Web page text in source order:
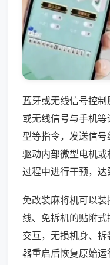
蓝牙或无线信号控
或无线信号与手机
型等指令，发送信
驱动内部微型电机
过程中进行干预，达
免改装麻将机可以
线、免拆机的贴附
交互，无损机身、
器重启后恢复原始运